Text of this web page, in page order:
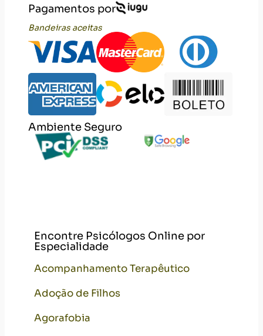
Pagamentos por
Bandeiras aceitas
Ambiente Seguro
Encontre Psicólogos Online por
Especialidade
Acompanhamento Terapêutico
Adoção de Filhos
Agorafobia